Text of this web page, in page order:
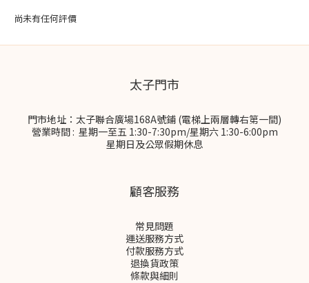
尚未有任何評價
太子門市
門市地址：太子聯合廣場168A號鋪 (電梯上兩層轉右第一間)
營業時間 : 星期一至五 1:30-7:30pm/星期六 1:30-6:00pm
星期日及公眾假期休息
顧客服務
常見問題
運送服務方式
付款服務方式
退換貨政策
條款與細則